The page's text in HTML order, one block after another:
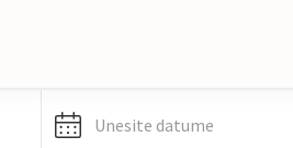
Unesite datume